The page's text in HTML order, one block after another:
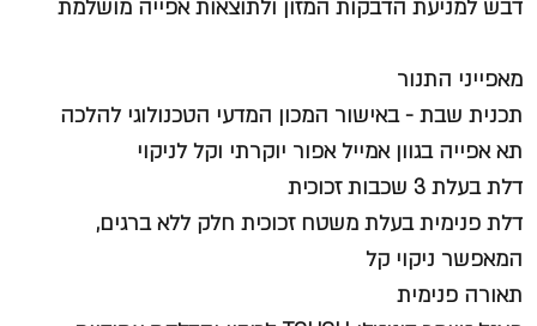
דבש למניעת הדבקות המזון ולתוצאות אפייה מושלמת
מאפייני התנור
תכנית שבת - באישור המכון המדעי הטכנולוגי להלכה
תא אפייה בגוון אמייל אפור יוקרתי וקל לניקוי
דלת בעלת 3 שכבות זכוכית
דלת פנימית בעלת משטח זכוכית חלק ללא ברגים,
המאפשר ניקוי קל
תאורה פנימית